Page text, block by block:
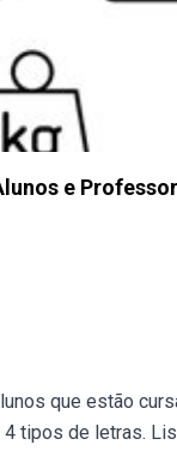
e
que estão
tipos de letras.